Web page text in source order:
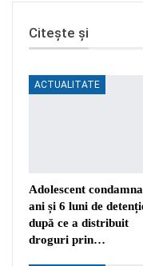
Citește și
ACTUALITATE
Adolescent
ani și 6 luni de
după ce a distribuit
droguri prin…